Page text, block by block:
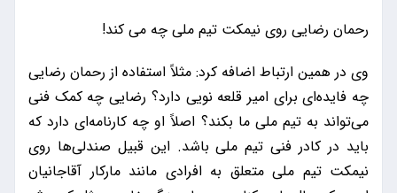
رحمان رضایی روی نیمکت تیم ملی چه می کند!
وی در همین ارتباط اضافه کرد: مثلاً استفاده از رحمان رضایی
چه فایده‌ای برای امیر قلعه نویی دارد؟ رضایی چه کمک فنی
می‌تواند به تیم ملی ما بکند؟ اصلاً او چه کارنامه‌ای دارد که
باید در کادر فنی تیم ملی باشد. این قبیل صندلی‌ها روی
نیمکت تیم ملی متعلق به افرادی مانند مارکار آقاجانیان